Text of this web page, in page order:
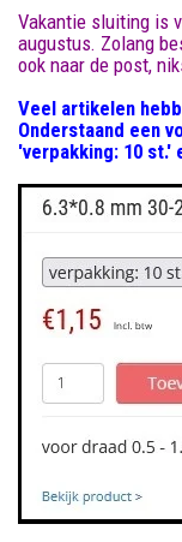
Vakantie sluiting is
augustus. Zolang
ook naar de post,
Veel artikelen
Onderstaand een
'verpakking: 10 st.'